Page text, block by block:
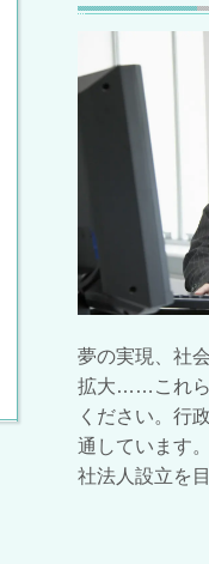
夢の実現、社
拡大……これら
ください。行
通しています
社法人設立を